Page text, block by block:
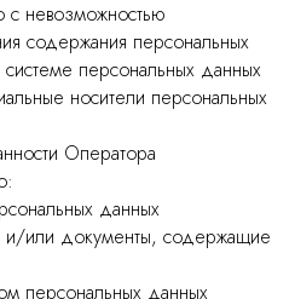
с невозможностью
содержания персональных
персональных данных
носители персональных
Оператора
данных
или документы, содержащие
персональных данных